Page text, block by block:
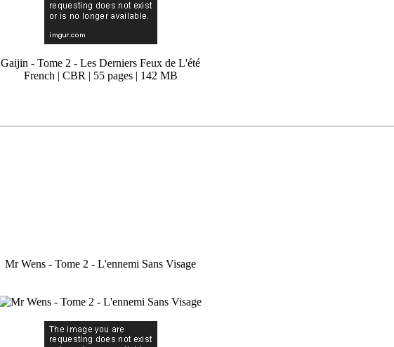
Gaijin - Tome 2 - Les Derniers Feux de L'été
French | CBR | 55 pages | 142 MB
Mr Wens - Tome 2 - L'ennemi Sans Visage